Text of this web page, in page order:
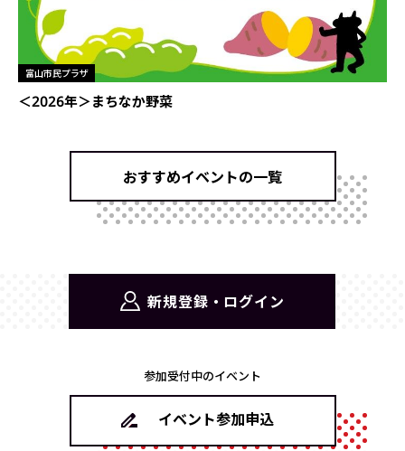
富山市民プラザ
＜2026年＞まちなか野菜
おすすめイベントの一覧
新規登録・ログイン
参加受付中のイベント
イベント参加申込